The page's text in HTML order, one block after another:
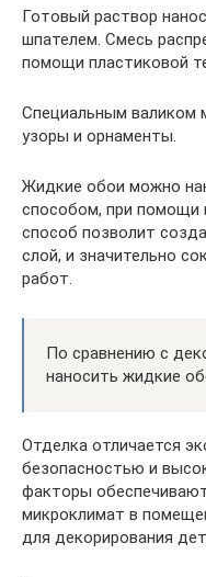
Готовый раствор
шпателем. Смесь
помощи пластиковой
Специальным валиком
узоры и орнаменты.
Жидкие обои можно
способом, при помощи
способ позволит
слой, и значительно
работ.
По сравнению с
наносить жидкие
Отделка отличается
безопасностью и
факторы
микроклимат в
для декорирования